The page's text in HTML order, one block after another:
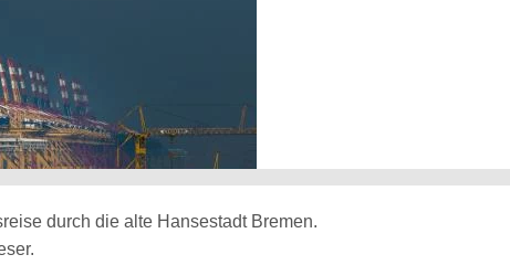
durch die alte Hansestadt Bremen.